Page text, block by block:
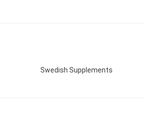
Swedish Supplements